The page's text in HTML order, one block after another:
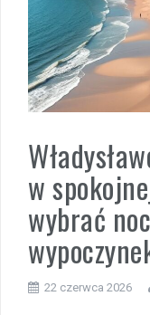
w
wybrać
22 czerwca 2026